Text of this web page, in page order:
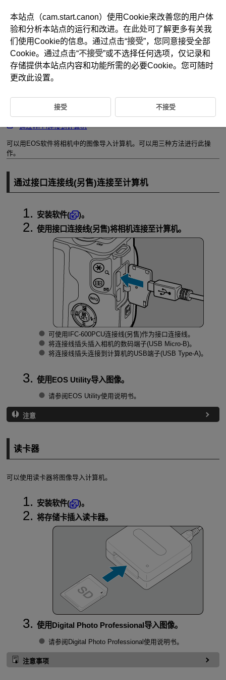
D101-196
将图像导入计算机
通过Wi-Fi连接到计算机
可以用EOS软件将相机中的图像导入计算机。可以用三种方法进行此操
作。
通过接口连接线(另售)连接至计算机
安装软件(
)。
使用接口连接线(另售)将相机连接至计算机。
可使用 IFC-600PCU连接线(另售)作为接口连接线。
将连接线插头插入相机的数码端子(USB Micro-B)。
将连接线插头连接到计算机的USB端子(USB Type-A)。
使用EOS Utility导入图像。
请参阅EOS Utility使用说明书。
注意
读卡器
可以使用读卡器将图像导入计算机。
安装软件(
)。
将存储卡插入读卡器。
使用Digital Photo Professional导入图像。
请参阅Digital Photo Professional使用说明书。
注意事项
本站点（cam.start.canon）使用Cookie来改善您的用户体
验和分析本站点的运行和改进。在此处可了解更多有关我
们使用Cookie的信息。通过点击“接受”，您同意接受全部
Cookie。通过点击“不接受”或不选择任何选项，仅记录和
存储提供本站点内容和功能所需的必要Cookie。您可随时
更改此设置。
接受 不接受